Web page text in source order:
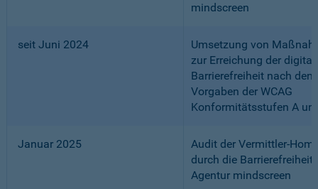
mindscreen
seit Juni 2024
Umsetzung von
zur Erreichung der
Barrierefreiheit nach den
Vorgaben der WCAG
Konformitätsstufen A
Januar 2025
Audit der Vermittler-
durch die
Agentur mindscreen